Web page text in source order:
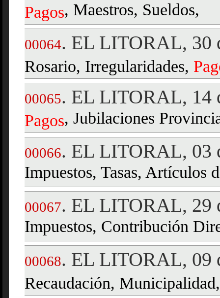
Pagos, Maestros, Sueldos,
00064. EL LITORAL, 30
Rosario, Irregularidades,
00065. EL LITORAL, 14
Pagos, Jubilaciones
00066. EL LITORAL, 03
Impuestos, Tasas, Artículos
00067. EL LITORAL, 29
Impuestos, Contribución
00068. EL LITORAL, 09
Recaudación,